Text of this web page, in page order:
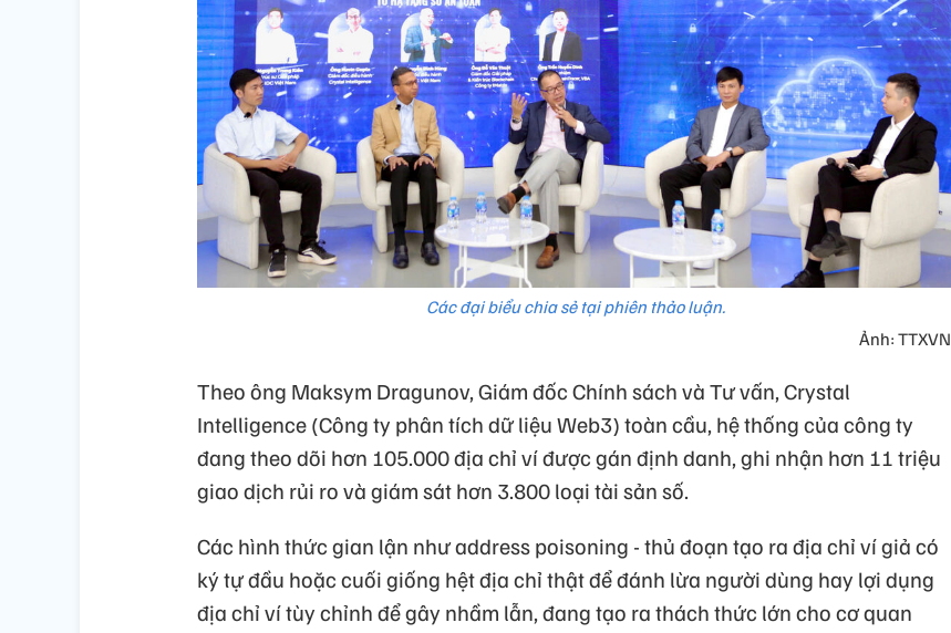
Các đại biểu chia sẻ tại phiên thảo luận.
Ảnh: TTXVN
Theo ông Maksym Dragunov, Giám đốc Chính sách và Tư vấn, Crystal
Intelligence (Công ty phân tích dữ liệu Web3) toàn cầu, hệ thống của công ty
đang theo dõi hơn 105.000 địa chỉ ví được gán định danh, ghi nhận hơn 11 triệu
giao dịch rủi ro và giám sát hơn 3.800 loại tài sản số.
Các hình thức gian lận như address poisoning - thủ đoạn tạo ra địa chỉ ví giả có
ký tự đầu hoặc cuối giống hệt địa chỉ thật để đánh lừa người dùng hay lợi dụng
địa chỉ ví tùy chỉnh để gây nhầm lẫn, đang tạo ra thách thức lớn cho cơ quan